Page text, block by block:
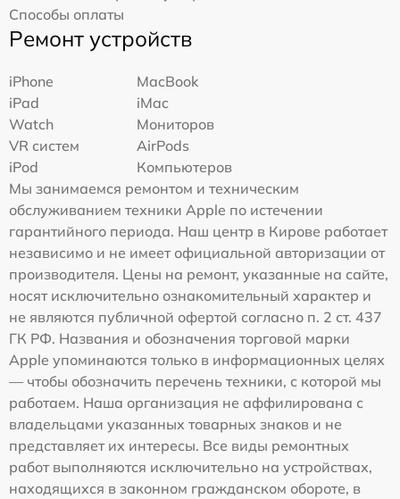
Способы оплаты
Ремонт устройств
iPhone
MacBook
iPad
iMac
Watch
Мониторов
VR систем
AirPods
iPod
Компьютеров
Мы занимаемся ремонтом и техническим
обслуживанием техники Apple по истечении
гарантийного периода. Наш центр в Кирове работает
независимо и не имеет официальной авторизации от
производителя. Цены на ремонт, указанные на сайте,
носят исключительно ознакомительный характер и
не являются публичной офертой согласно п. 2 ст. 437
ГК РФ. Названия и обозначения торговой марки
Apple упоминаются только в информационных целях
— чтобы обозначить перечень техники, с которой мы
работаем. Наша организация не аффилирована с
владельцами указанных товарных знаков и не
представляет их интересы. Все виды ремонтных
работ выполняются исключительно на устройствах,
находящихся в законном гражданском обороте, в